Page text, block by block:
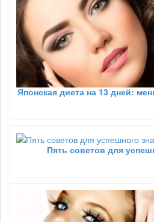
Японская диета на 13 дней:
Пять советов для